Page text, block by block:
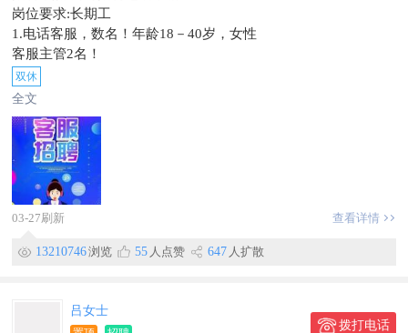
岗位要求:长期工
1.电话客服，数名！年龄18－40岁，女性
客服主管2名！
电话销售：10名！
广告设计2名！
普通话流利，电脑基本操作，品行端正。
2.有无工作经验均可，上岗前免费培训。
薪酬福利:
1.每天工作
早上08:30~12:00
中午01：30~05:30
2.底薪+高额提成＋业绩奖金。季度奖、年终奖，综合薪资3000~
双休
全文
03-27刷新 查看详情
13210746浏览 55 人点赞 647 人扩散
吕女士
拨打电话